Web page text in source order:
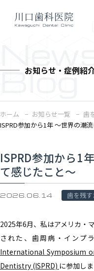
お知らせ・症例紹
Blog
ホーム お知らせ一覧
歯
ISPRD参加から1年 〜世界の潮
ISPRD参加から1
て感じたこと〜
2026.06.14 歯を残
2025年6月、私はアメリカ・
された、歯周病・インプ
International Symposium
Dentistry (ISPRD) に参加しま